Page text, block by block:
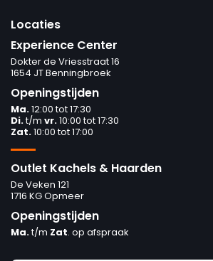
Locaties
Experience Center
Dokter de Vriesstraat 16
1654 JT Benningbroek
Openingstijden
Ma.12:00 tot 17:30
Di.t/m vr.10:00 tot 17:30
Zat.10:00 tot 17:00
Outlet Kachels & Haarden
De Veken 121
1716 KG Opmeer
Openingstijden
Ma.t/m Zat. op afspraak